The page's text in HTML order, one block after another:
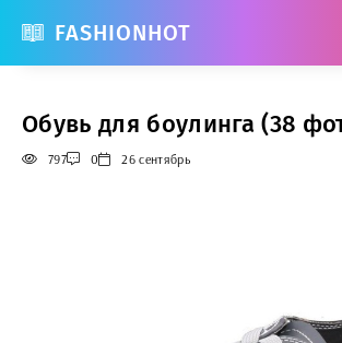
FASHIONHOT
Обувь для боулинга (38
797 0 26 сентябрь